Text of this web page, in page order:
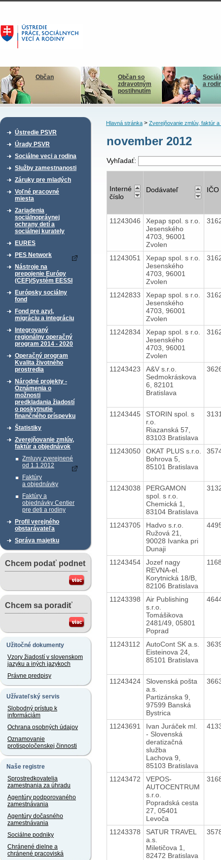
Občan
Občan so
zdravotným
postihnutím
a
Ústredie PSVR
Úrady PSVR
Sociálne veci a rodina
Služby zamestnanosti
Záruky pre mladých
Voľné pracovné
miesta
Zariadenia
sociálnoprávnej
ochrany detí a
sociálnej kurately
EURES
PES Network
Nástroje na
prepojenie Európy
(CEF)/Systém EESSI
Európsky sociálny
fond
Fond pre azyl,
migráciu a integráciu
Integrovaný
regionálny operačný
program 2014 - 2020
Operačný program
Kvalita životného
prostredia
Národné projekty -
Oznámenia o
možnosti
predkladania žiadostí
o poskytnutie
finančného príspevku
Štatistiky
Zverejňovanie zmlúv,
faktúr a objednávok
Zmluvy zverejnené
od 1.1.2012
Faktúry
a objednávky
Faktúry a
objednávky Centier
pre deti a rodiny
Profil verejného
obstarávateľa
Správa majetku
Chcem podať podnet
Chcem sa poradiť
Užitočné dokumenty
Vzory žiadostí v slovenskom
jazyku a iných jazykoch
Právne predpisy
Užívateľský servis
Slobodný prístup k
informáciám
Ochrana osobných údajov
Oznamovanie
protispoločenskej činnosti
Naše registre
Sprostredkovatelia
zamestnania za úhradu
Agentúry podporovaného
zamestnávania
Agentúry dočasného
zamestnávania
Sociálne podniky
Chránené dielne a
chránené pracoviská
Hlavná stránka> Zverejňovanie zmlúv, faktúr a
november 2012
Vyhľadať:
Interné
číslo
Dodávateľ IČO
11243046
Xepap spol. s r.o.
Jesenského
4703, 96001
Zvolen
11243051
Xepap spol. s r.o.
Jesenského
4703, 96001
Zvolen
11242833
Xepap spol. s r.o.
Jesenského
4703, 96001
Zvolen
11242834
Xepap spol. s r.o.
Jesenského
4703, 96001
Zvolen
11243423
A&V s.r.o.
Sedmokráskova
6, 82101
Bratislava
11243445
STORIN spol. s
r.o.
Riazanská 57,
83103 Bratislava
11243050
OKAT PLUS s.r.o.
Bohrova 5,
85101 Bratislava
11243038
PERGAMON
spol. s r.o.
Chemická 1,
83104 Bratislava
11243705
Hadvo s.r.o.
Ružová 21,
90028 Ivanka pri
Dunaji
11243454
Jozef nagy
REVNA-el.
Korytnická 18/B,
82106 Bratislava
11243398
Air Publishing
s.r.o.
Tomášikova
2481/49, 05801
Poprad
11243112
AutoCont SK a.s.
Eisteinova 24,
85101 Bratislava
11243424
Slovenská pošta
a.s.
Partizánska 9,
97599 Banská
Bystrica
11243691
Ivan Juráček ml.
- Slovenská
deratizačná
služba
Lachova 9,
85103 Bratislava
11243472
VEPOS-
AUTOCENTRUM
s.r.o.
Popradská cesta
27, 05401
Levoča
11243378
SATUR TRAVEL
a.s.
Miletičova 1,
82472 Bratislava